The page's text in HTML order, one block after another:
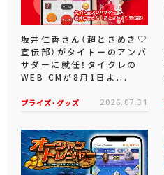
坂井仁香さん（超ときめき♡
宣伝部）がタイトーのアンバ
サダーに就任！タイクレの
WEB CMが8月1日よ...
プライズ・グッズ 2026.07.31